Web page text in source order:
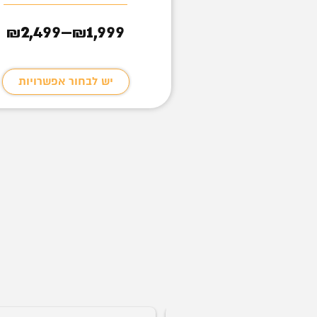
₪1,999
–
₪2,499
טווח
מחירים:
עד
יש לבחור אפשרויות